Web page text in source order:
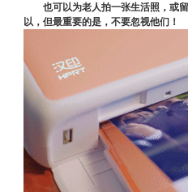
也可以为老人拍一张生活照，或
以，但最重要的是，不要忽视他们！